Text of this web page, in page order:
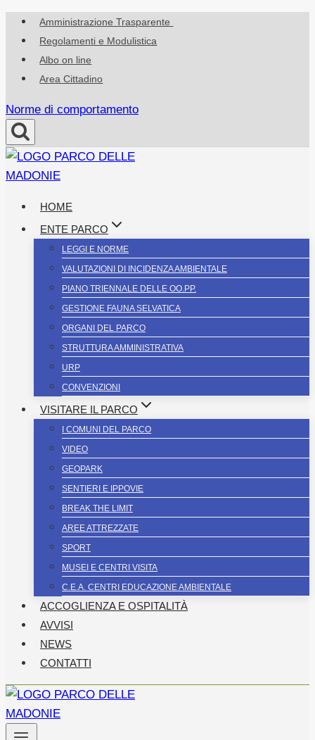
Salta
contenuto
Amministrazione Trasparente
Regolamenti e Modulistica
Albo on line
Area Cittadino
Norme di comportamento
HOME
ENTE PARCO
LEGGI E NORME
VALUTAZIONI DI INCIDENZA AMBIENTALE
PIANO TRIENNALE DELLE OO.PP.
GESTIONE FAUNA SELVATICA
ORGANI DEL PARCO
STRUTTURA AMMINISTRATIVA
URP
CONVENZIONI
VISITARE IL PARCO
I COMUNI DEL PARCO
VIDEO
GEOPARK
SENTIERI E IPPOVIE
BREAK THE LIMIT
AREE ATTREZZATE
SPORT
MUSEI E CENTRI VISITA
C.E.A. CENTRI EDUCAZIONE AMBIENTALE
ACCOGLIENZA E OSPITALITÀ
AVVISI
NEWS
CONTATTI